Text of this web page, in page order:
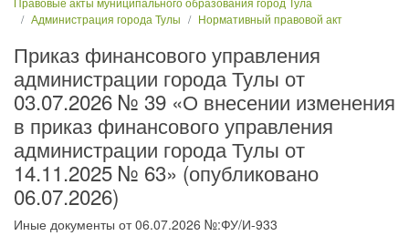
Администрация города Тулы
Нормативный правовой акт
Приказ финансового управления
администрации города Тулы от
03.07.2026 № 39 «О внесении изменения
в приказ финансового управления
администрации города Тулы от
14.11.2025 № 63» (опубликовано
06.07.2026)
Иные документы от 06.07.2026 №:ФУ/И-933